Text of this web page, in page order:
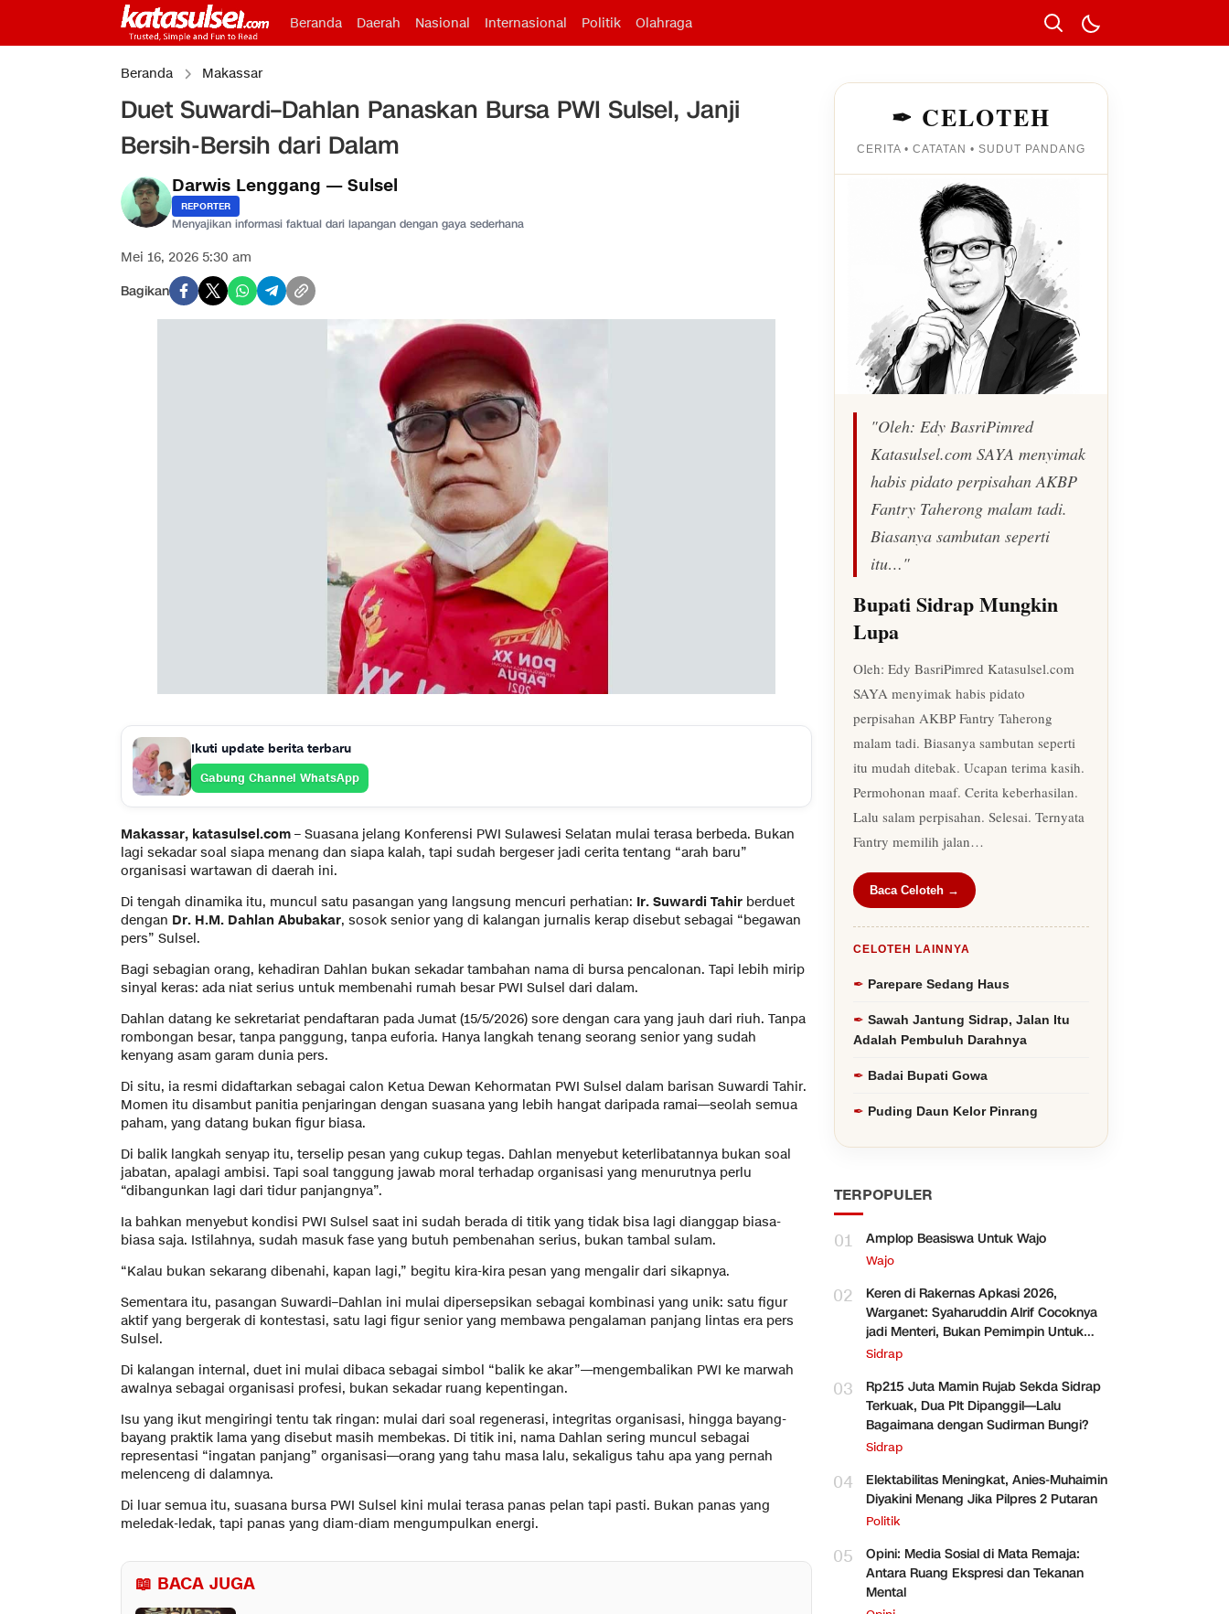
Beranda Daerah Nasional Internasional Politik Olahraga
Beranda Makassar
Duet Suwardi–Dahlan Panaskan Bursa PWI Sulsel, Janji
Bersih-Bersih dari Dalam
Darwis Lenggang — Sulsel
REPORTER
Menyajikan informasi faktual dari lapangan dengan gaya sederhana
Mei 16, 2026 5:30 am
Bagikan
Ikuti update berita terbaru
Gabung Channel WhatsApp
Makassar, katasulsel.com – Suasana jelang Konferensi PWI Sulawesi Selatan mulai terasa berbeda. Bukan
lagi sekadar soal siapa menang dan siapa kalah, tapi sudah bergeser jadi cerita tentang “arah baru”
organisasi wartawan di daerah ini.
Di tengah dinamika itu, muncul satu pasangan yang langsung mencuri perhatian: Ir. Suwardi Tahir berduet
dengan Dr. H.M. Dahlan Abubakar, sosok senior yang di kalangan jurnalis kerap disebut sebagai “begawan
pers” Sulsel.
Bagi sebagian orang, kehadiran Dahlan bukan sekadar tambahan nama di bursa pencalonan. Tapi lebih mirip
sinyal keras: ada niat serius untuk membenahi rumah besar PWI Sulsel dari dalam.
Dahlan datang ke sekretariat pendaftaran pada Jumat (15/5/2026) sore dengan cara yang jauh dari riuh. Tanpa
rombongan besar, tanpa panggung, tanpa euforia. Hanya langkah tenang seorang senior yang sudah
kenyang asam garam dunia pers.
Di situ, ia resmi didaftarkan sebagai calon Ketua Dewan Kehormatan PWI Sulsel dalam barisan Suwardi Tahir.
Momen itu disambut panitia penjaringan dengan suasana yang lebih hangat daripada ramai—seolah semua
paham, yang datang bukan figur biasa.
Di balik langkah senyap itu, terselip pesan yang cukup tegas. Dahlan menyebut keterlibatannya bukan soal
jabatan, apalagi ambisi. Tapi soal tanggung jawab moral terhadap organisasi yang menurutnya perlu
“dibangunkan lagi dari tidur panjangnya”.
Ia bahkan menyebut kondisi PWI Sulsel saat ini sudah berada di titik yang tidak bisa lagi dianggap biasa-
biasa saja. Istilahnya, sudah masuk fase yang butuh pembenahan serius, bukan tambal sulam.
“Kalau bukan sekarang dibenahi, kapan lagi,” begitu kira-kira pesan yang mengalir dari sikapnya.
Sementara itu, pasangan Suwardi–Dahlan ini mulai dipersepsikan sebagai kombinasi yang unik: satu figur
aktif yang bergerak di kontestasi, satu lagi figur senior yang membawa pengalaman panjang lintas era pers
Sulsel.
Di kalangan internal, duet ini mulai dibaca sebagai simbol “balik ke akar”—mengembalikan PWI ke marwah
awalnya sebagai organisasi profesi, bukan sekadar ruang kepentingan.
Isu yang ikut mengiringi tentu tak ringan: mulai dari soal regenerasi, integritas organisasi, hingga bayang-
bayang praktik lama yang disebut masih membekas. Di titik ini, nama Dahlan sering muncul sebagai
representasi “ingatan panjang” organisasi—orang yang tahu masa lalu, sekaligus tahu apa yang pernah
melenceng di dalamnya.
Di luar semua itu, suasana bursa PWI Sulsel kini mulai terasa panas pelan tapi pasti. Bukan panas yang
meledak-ledak, tapi panas yang diam-diam mengumpulkan energi.
📖 BACA JUGA
✒ CELOTEH
CERITA • CATATAN • SUDUT PANDANG
"Oleh: Edy BasriPimred
Katasulsel.com SAYA menyimak
habis pidato perpisahan AKBP
Fantry Taherong malam tadi.
Biasanya sambutan seperti
itu…"
Bupati Sidrap Mungkin
Lupa
Oleh: Edy BasriPimred Katasulsel.com
SAYA menyimak habis pidato
perpisahan AKBP Fantry Taherong
malam tadi. Biasanya sambutan seperti
itu mudah ditebak. Ucapan terima kasih.
Permohonan maaf. Cerita keberhasilan.
Lalu salam perpisahan. Selesai. Ternyata
Fantry memilih jalan…
Baca Celoteh →
CELOTEH LAINNYA
Parepare Sedang Haus
Sawah Jantung Sidrap, Jalan Itu
Adalah Pembuluh Darahnya
Badai Bupati Gowa
Puding Daun Kelor Pinrang
TERPOPULER
01 Amplop Beasiswa Untuk Wajo
Wajo
02
Keren di Rakernas Apkasi 2026,
Warganet: Syaharuddin Alrif Cocoknya
jadi Menteri, Bukan Pemimpin Untuk
Sidrap Saja
Sidrap
03
Rp215 Juta Mamin Rujab Sekda Sidrap
Terkuak, Dua Plt Dipanggil—Lalu
Bagaimana dengan Sudirman Bungi?
Sidrap
04
Elektabilitas Meningkat, Anies-Muhaimin
Diyakini Menang Jika Pilpres 2 Putaran
Politik
05
Opini: Media Sosial di Mata Remaja:
Antara Ruang Ekspresi dan Tekanan
Mental